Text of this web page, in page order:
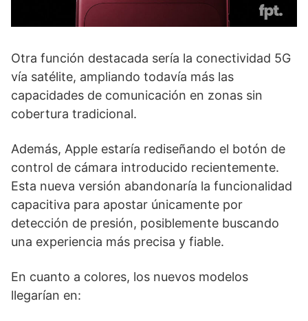
Otra función destacada sería la conectividad 5G
vía satélite, ampliando todavía más las
capacidades de comunicación en zonas sin
cobertura tradicional.
Además, Apple estaría rediseñando el botón de
control de cámara introducido recientemente.
Esta nueva versión abandonaría la funcionalidad
capacitiva para apostar únicamente por
detección de presión, posiblemente buscando
una experiencia más precisa y fiable.
En cuanto a colores, los nuevos modelos
llegarían en: